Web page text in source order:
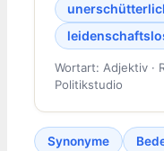
Wortart: Adjektiv ·
Politikstudio
Synonyme